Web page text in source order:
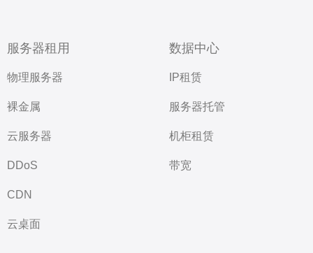
服务器租用
物理服务器
裸金属
云服务器
DDoS
CDN
云桌面
数据中心
IP租赁
服务器托管
机柜租赁
带宽